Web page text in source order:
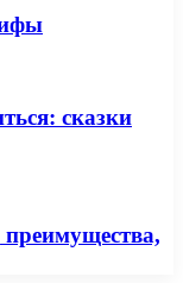
сказки